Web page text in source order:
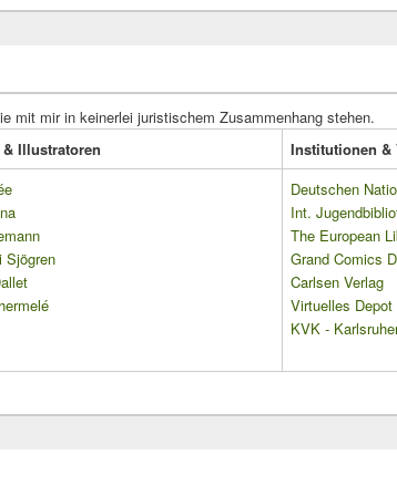
mit mir in keinerlei juristischem Zusammenhang stehen.
Illustratoren
Institutionen &
Sjögren
Deutschen
Int.
The European
Grand Comics
Carlsen Verlag
Virtuelles
KVK -